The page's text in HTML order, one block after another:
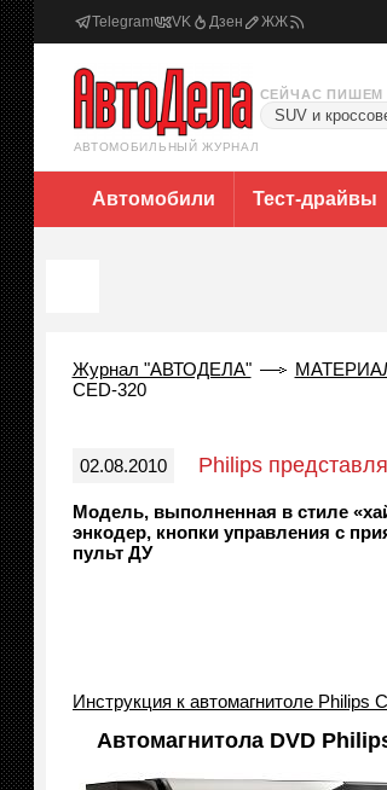
Telegram VK Дзен ЖЖ
АВТОМОБИЛЬНЫЙ ЖУРНАЛ
СЕЙЧАС ПИШЕМ
SUV и
Автомобили Тест-драйвы
Журнал "АВТОДЕЛА"
CED-320
02.08.2010 Philips
Модель, выполненная в стиле
энкодер, кнопки управления с
пульт ДУ
Автомагнитола DVD
Инструкция к автомагнитоле Philips